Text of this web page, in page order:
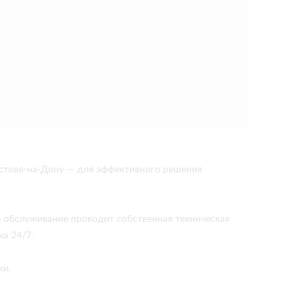
на-Дону — для эффективного решения
проводит собственная техническая
24/7.